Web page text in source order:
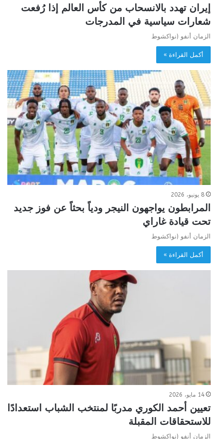
إيران تهدد بالانسحاب من كأس العالم إذا رُفعت
شعارات سياسية في المدرجات
الزمان أنفو (نواكشوط
أكمل القراءة »
8 يونيو، 2026
المرابطون يواجهون النيجر ودياً بحثاً عن فوز جديد
تحت قيادة غاراي
الزمان أنفو (نواكشوط
أكمل القراءة »
14 مايو، 2026
تعيين أحمد الكوري مدربًا لمنتخب الشباب استعدادًا
للاستحقاقات المقبلة
الزمان أنفو (نواكشوط